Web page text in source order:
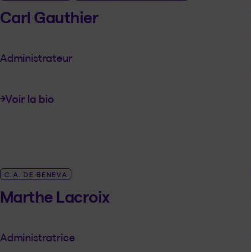
Carl Gauthier
Administrateur
Voir la bio
LINK_SR_DE Carl Gauthier
C.A. DE BENEVA
Marthe Lacroix
Administratrice